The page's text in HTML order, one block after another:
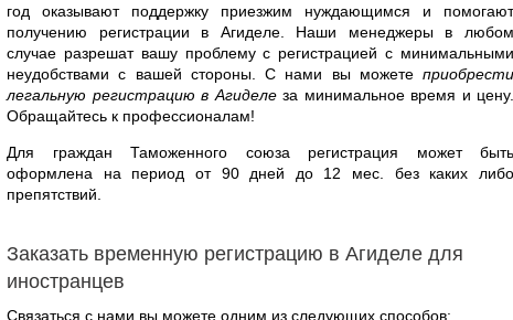
год оказывают поддержку приезжим нуждающимся и помогают
получению регистрации в Агиделе. Наши менеджеры в любом
случае разрешат вашу проблему с регистрацией с минимальными
неудобствами с вашей стороны. С нами вы можете приобрести
легальную регистрацию в Агиделеза минимальное время и цену.
Обращайтесь к профессионалам!
Для граждан Таможенного союза регистрация может быть
оформлена на период от 90 дней до 12 мес. без каких либо
препятствий.
Заказать временную регистрацию в Агиделе для
иностранцев
Связаться с нами вы можете одним из следующих способов: